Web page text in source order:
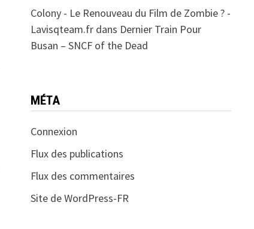
Colony - Le Renouveau du Film de Zombie ? -
Lavisqteam.frdans Dernier Train Pour
Busan – SNCF of the Dead
MÉTA
Connexion
Flux des publications
Flux des commentaires
Site de WordPress-FR